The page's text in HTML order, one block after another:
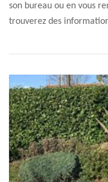
son bureau ou en vous
trouverez des